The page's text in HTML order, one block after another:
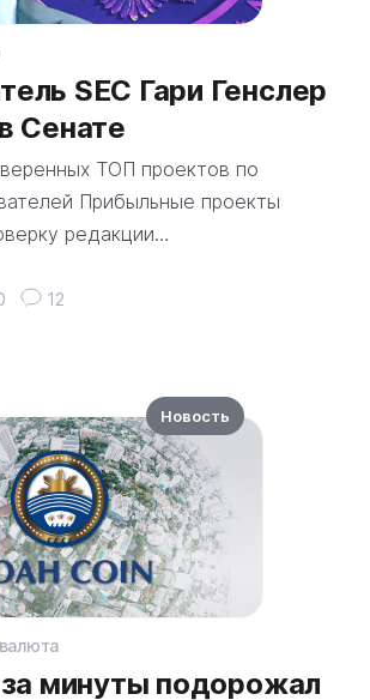
SEC Гари Генслер
Сенате
ТОП проектов по
Прибыльные проекты
редакции…
12
за минуты подорожал
Новость